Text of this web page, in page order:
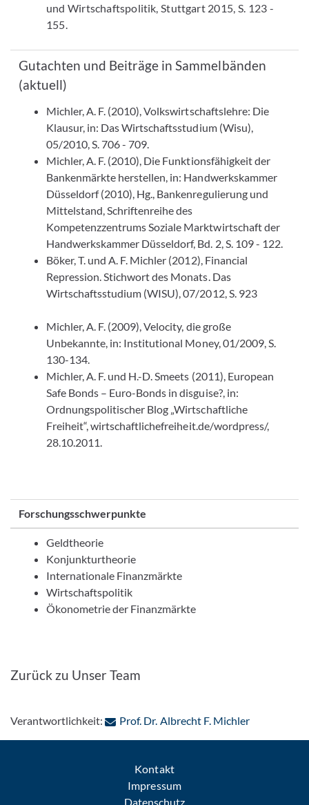
und Wirtschaftspolitik, Stuttgart 2015, S. 123 -
155.
Gutachten und Beiträge in Sammelbänden
(aktuell)
Michler, A. F. (2010), Volkswirtschaftslehre: Die
Klausur, in: Das Wirtschaftsstudium (Wisu),
05/2010, S. 706 - 709.
Michler, A. F. (2010), Die Funktionsfähigkeit der
Bankenmärkte herstellen, in: Handwerkskammer
Düsseldorf (2010), Hg., Bankenregulierung und
Mittelstand, Schriftenreihe des
Kompetenzzentrums Soziale Marktwirtschaft der
Handwerkskammer Düsseldorf, Bd. 2, S. 109 - 122.
Böker, T. und A. F. Michler (2012), Financial
Repression. Stichwort des Monats. Das
Wirtschaftsstudium (WISU), 07/2012, S. 923
Michler, A. F. (2009), Velocity, die große
Unbekannte, in: Institutional Money, 01/2009, S.
130-134.
Michler, A. F. und H.-D. Smeets (2011), European
Safe Bonds – Euro-Bonds in disguise?, in:
Ordnungspolitischer Blog „Wirtschaftliche
Freiheit“, wirtschaftlichefreiheit.de/wordpress/,
28.10.2011.
Forschungsschwerpunkte
Geldtheorie
Konjunkturtheorie
Internationale Finanzmärkte
Wirtschaftspolitik
Ökonometrie der Finanzmärkte
Zurück zu Unser Team
Verantwortlichkeit: Prof. Dr. Albrecht F. Michler: Per E-Mail
Kontakt
Impressum
Datenschutz